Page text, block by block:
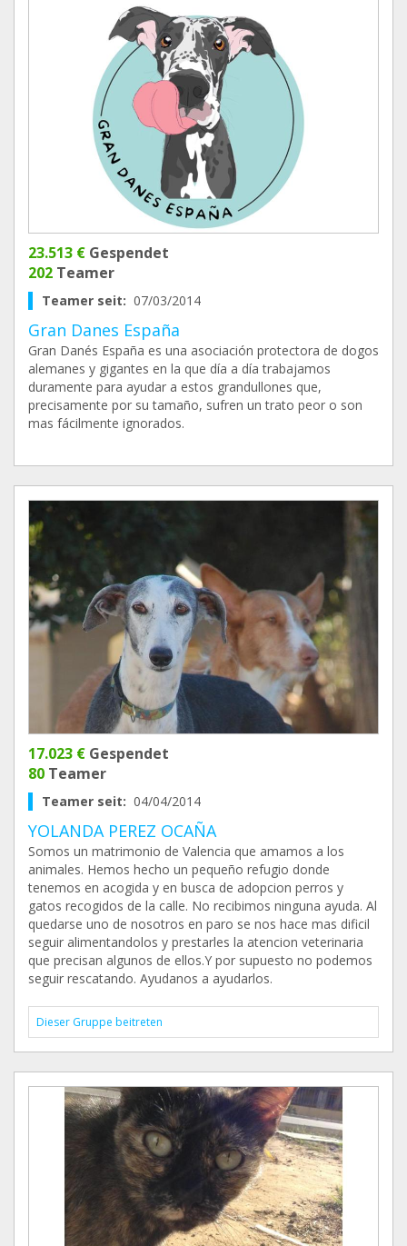
23.513 € Gespendet
202 Teamer
Teamer seit: 07/03/2014
Gran Danes España
Gran Danés España es una asociación protectora de dogos
alemanes y gigantes en la que día a día trabajamos
duramente para ayudar a estos grandullones que,
precisamente por su tamaño, sufren un trato peor o son
mas fácilmente ignorados.
17.023 € Gespendet
80 Teamer
Teamer seit: 04/04/2014
YOLANDA PEREZ OCAÑA
Somos un matrimonio de Valencia que amamos a los
animales. Hemos hecho un pequeño refugio donde
tenemos en acogida y en busca de adopcion perros y
gatos recogidos de la calle. No recibimos ninguna ayuda. Al
quedarse uno de nosotros en paro se nos hace mas dificil
seguir alimentandolos y prestarles la atencion veterinaria
que precisan algunos de ellos.Y por supuesto no podemos
seguir rescatando. Ayudanos a ayudarlos.
Dieser Gruppe beitreten